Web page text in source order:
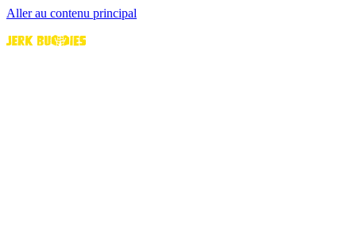
Aller au contenu principal